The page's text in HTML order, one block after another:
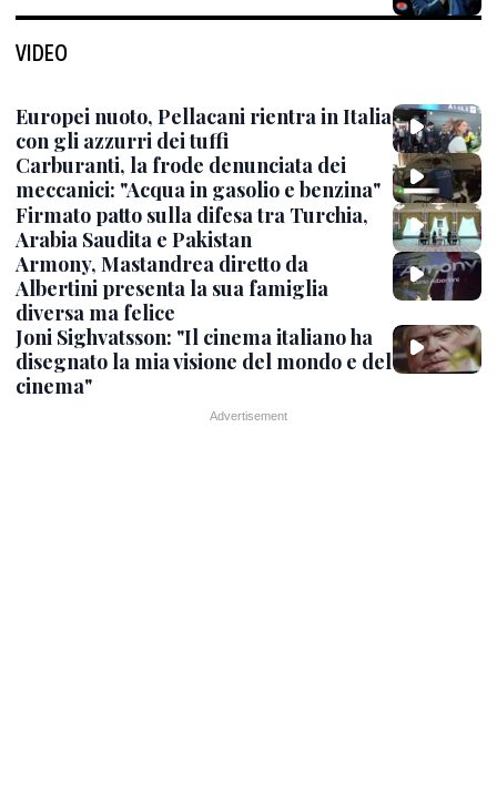
VIDEO
Europei nuoto, Pellacani rientra in Italia
con gli azzurri dei tuffi
Carburanti, la frode denunciata dei
meccanici: "Acqua in gasolio e benzina"
Firmato patto sulla difesa tra Turchia,
Arabia Saudita e Pakistan
Armony, Mastandrea diretto da
Albertini presenta la sua famiglia
diversa ma felice
Joni Sighvatsson: "Il cinema italiano ha
disegnato la mia visione del mondo e del
cinema"